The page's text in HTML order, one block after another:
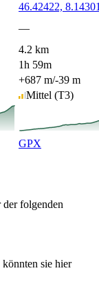
46.42422,
—
4.2 km
1h 59m
+687 m/-39 m
Mittel (T3)
GPX
der folgenden
sie hier